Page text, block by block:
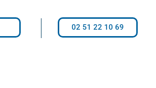
02 51 22 10 69